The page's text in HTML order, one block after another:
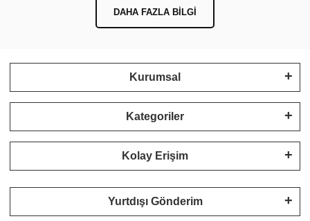
DAHA FAZLA BILGI
Kurumsal
Kategoriler
Kolay Erişim
Yurtdışı Gönderim